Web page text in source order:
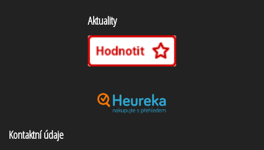
Aktuality
Kontaktní údaje